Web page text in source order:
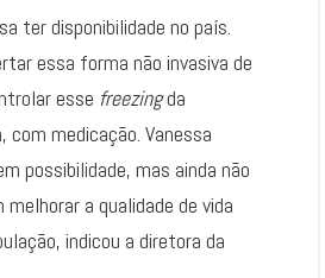
ter disponibilidade no país.
essa forma não invasiva de
esse freezingda
medicação. Vanessa
possibilidade, mas ainda não
a qualidade de vida
indicou a diretora da